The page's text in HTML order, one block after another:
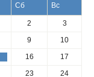
Сб Вс
2
3
9
10
16
17
23
24